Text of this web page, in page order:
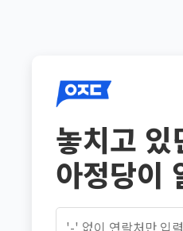
놓치고 있
아정당이